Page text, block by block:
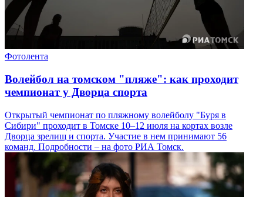
Фотолента
Волейбол на томском "пляже": как проходит
чемпионат у Дворца спорта
Открытый чемпионат по пляжному волейболу "Буря в
Сибири" проходит в Томске 10–12 июля на кортах возле
Дворца зрелищ и спорта. Участие в нем принимают 56
команд. Подробности – на фото РИА Томск.